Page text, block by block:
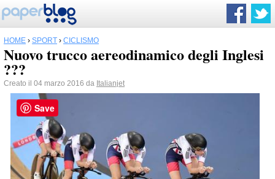
HOME › SPORT › CICLISMO
Nuovo trucco aereodinamico degli Inglesi
???
Creato il 04 marzo 2016 da Italianjet
Save